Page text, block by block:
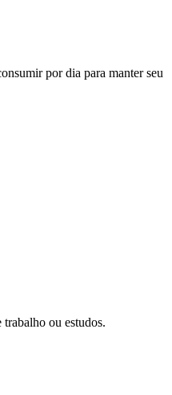
por dia para manter seu
ou estudos.